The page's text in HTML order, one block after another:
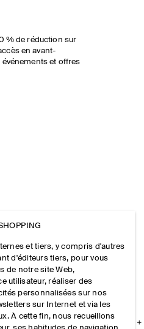
% de réduction sur
en avant-
et offres
et tiers, y compris d'autres
d'éditeurs tiers, pour vous
de notre site Web,
utilisateur, réaliser des
personnalisées sur nos
sur Internet et via les
À cette fin, nous recueillons